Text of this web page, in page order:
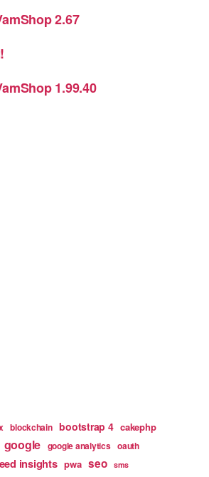
2.67
1.99.40
blockchain bootstrap 4 cakephp
google google analytics oauth
insights pwa seo sms